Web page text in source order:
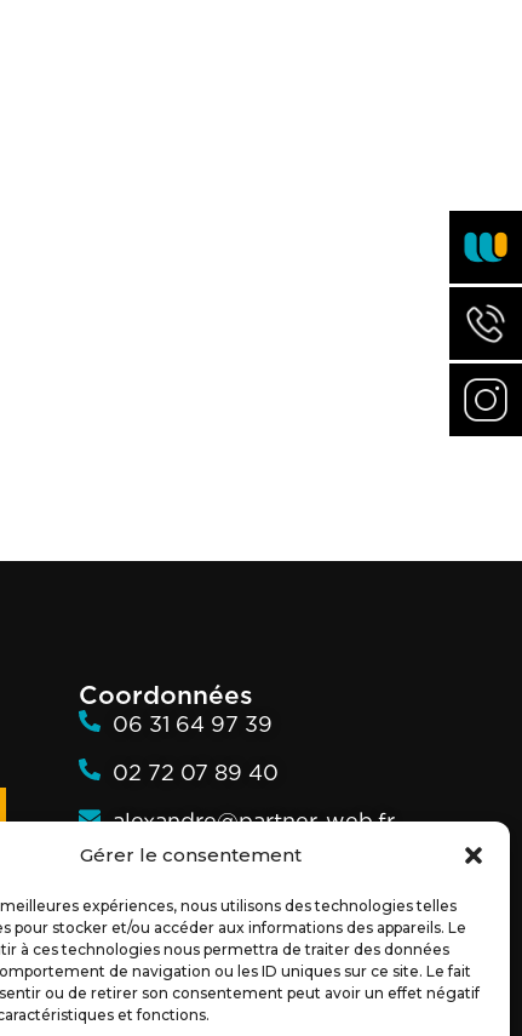
Gérer le consentement
expériences, nous utilisons des technologies telles
pour stocker et/ou accéder aux informations des appareils. Le
à ces technologies nous permettra de traiter des données
de navigation ou les ID uniques sur ce site. Le fait
ou de retirer son consentement peut avoir un effet négatif
et fonctions.
Coordonnées
06 31 64 97 39
02 72 07 89 40
alexandre@partner-web.fr
54 bis Bd du 19 Mars 1962
44350 GUERANDE